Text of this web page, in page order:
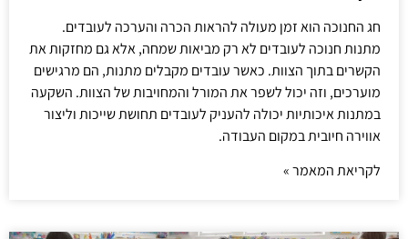
חג החנוכה הוא זמן מעולה להראות הכרה והערכה לעובדים.
מתנות חנוכה לעובדים לא רק מביאות שמחה, אלא גם מחזקות את
הקשרים בתוך הצוות. כאשר עובדים מקבלים מתנות, הם מרגישים
מוערכים, וזה יכול לשפר את המורל והמחויבות של הצוות. השקעה
במתנות איכותיות יכולה להעניק לעובדים תחושת שייכות וליצור
אווירה חיובית במקום העבודה.
לקריאת המאמר »